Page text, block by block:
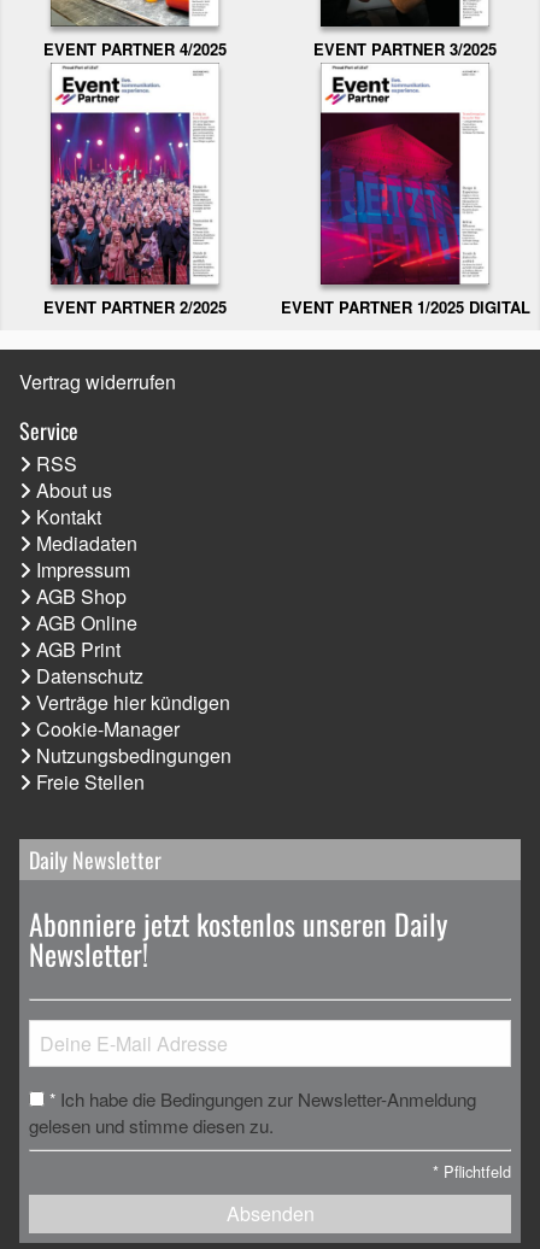
EVENT PARTNER 4/2025 EVENT PARTNER 3/2025
EVENT PARTNER 2/2025 EVENT PARTNER 1/2025 DIGITAL
Vertrag widerrufen
Service
RSS
About us
Kontakt
Mediadaten
Impressum
AGB Shop
AGB Online
AGB Print
Datenschutz
Verträge hier kündigen
Cookie-Manager
Nutzungsbedingungen
Freie Stellen
Daily Newsletter
Abonniere jetzt kostenlos unseren Daily
Newsletter!
* Ich habe die Bedingungen zur Newsletter-Anmeldung
gelesen und stimme diesen zu.
* Pflichtfeld
Absenden